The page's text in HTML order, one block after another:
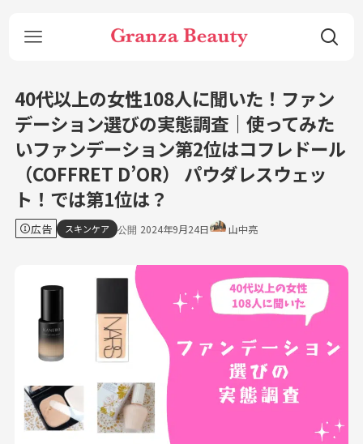
40代以上の女性108人に聞いた！ファン
デーション選びの実態調査｜使ってみた
いファンデーション第2位はコフレドール
（COFFRET D’OR） パウダレスウェッ
ト！では第1位は？
広告 スキンケア 2024年9月24日 山中亮